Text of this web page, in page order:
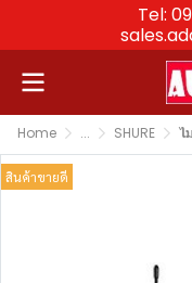
Tel:
Home ... SHURE ไม
สินค้าขายดี